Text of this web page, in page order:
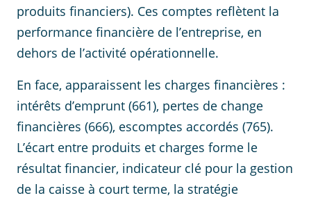
produits financiers). Ces comptes reflètent la
performance financière de l’entreprise, en
dehors de l’activité opérationnelle.
En face, apparaissent les charges financières :
intérêts d’emprunt (661), pertes de change
financières (666), escomptes accordés (765).
L’écart entre produits et charges forme le
résultat financier, indicateur clé pour la gestion
de la caisse à court terme, la stratégie